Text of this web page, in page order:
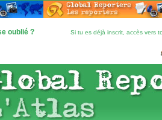
oublié ? Si tu es déjà inscrit, accès vers